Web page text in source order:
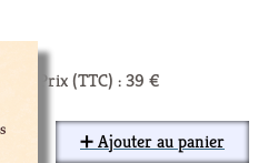
Prix (TTC) : 39 €
➕ Ajouter au panier